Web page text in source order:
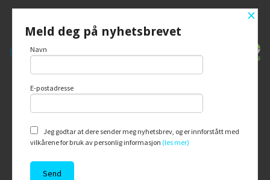
Vår nettbutikk bruker cookies slik at du
hovedsaklig til å lagre
innloggingsdetaljer og huske hva du
bruke siden som normalt om du godtar
×
Meld deg på nyhetsbrevet
Navn
E-postadresse
Jeg godtar at dere sender meg nyhetsbrev, og er innforstått med
vilkårene for bruk av personlig informasjon (les mer)